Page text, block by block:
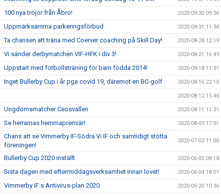
100 nya tröjor från Åbro! 2020-09-30 09:36
Uppmärksamma parkeringsförbud 2020-08-31 11:34
Ta chansen att träna med Coerver coaching på Skill Day! 2020-08-28 12:19
Vi sänder derbymatchen VIF-HFK i div 3! 2020-08-21 16:49
Uppstart med fotbollsträning för barn födda 2014! 2020-08-18 11:31
Inget Bullerby Cup i år pga covid 19, däremot en BC-golf 2020-08-16 22:10
2020-08-12 15:46
Ungdomsmatcher Ceosvallen 2020-08-11 11:31
Se herrarnas hemmapremiär! 2020-08-03 17:01
Chans att se Vimmerby IF-Södra Vi IF och samtidigt stötta
föreningen!
2020-07-02 11:00
Bullerby Cup 2020 inställt 2020-06-05 08:18
Sista dagen med eftermiddagsverksamhet innan lovet! 2020-06-04 18:01
Vimmerby IF:s Antivirus-plan 2020 2020-05-20 10:36